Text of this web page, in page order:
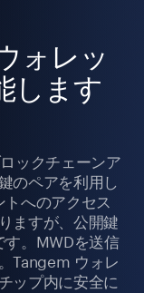
ォレッ
します
ックチェーンア
のペアを利用し
へのアクセス
ますが、公開鍵
。MWDを送信
Tangem ウォレ
ップ内に安全に